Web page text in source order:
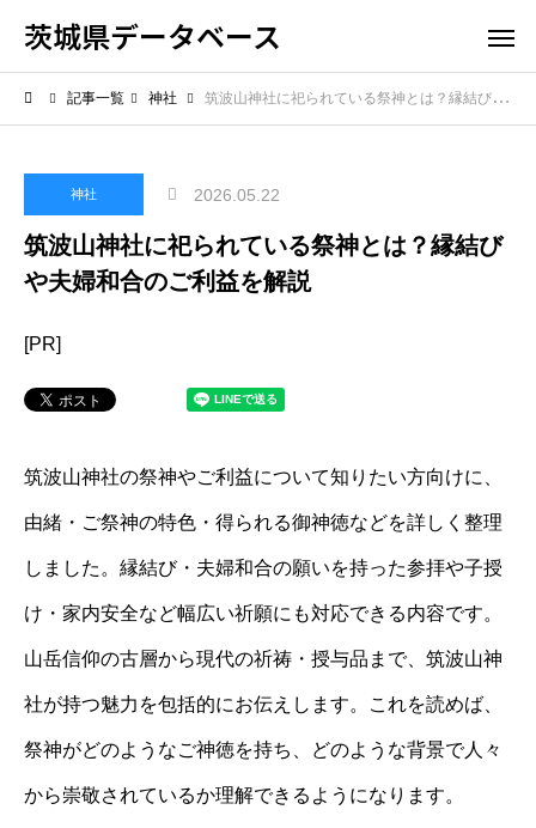
茨城県データベース
記事一覧 神社 筑波山神社に祀られている祭神とは？縁結びや夫婦和合のご利益を解説
神社 2026.05.22
筑波山神社に祀られている祭神とは？縁結び
や夫婦和合のご利益を解説
[PR]
筑波山神社の祭神やご利益について知りたい方向けに、
由緒・ご祭神の特色・得られる御神徳などを詳しく整理
しました。縁結び・夫婦和合の願いを持った参拝や子授
け・家内安全など幅広い祈願にも対応できる内容です。
山岳信仰の古層から現代の祈祷・授与品まで、筑波山神
社が持つ魅力を包括的にお伝えします。これを読めば、
祭神がどのようなご神徳を持ち、どのような背景で人々
から崇敬されているか理解できるようになります。